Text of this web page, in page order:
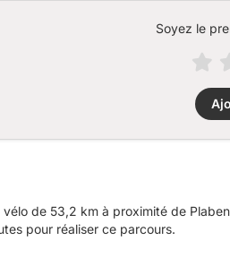
Soyez le
de 53,2 km à proximité de
pour réaliser ce parcours.